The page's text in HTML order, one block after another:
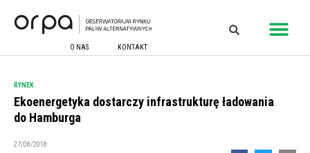
O NAS KONTAKT
RYNEK
Ekoenergetyka dostarczy infrastrukturę ładowania
do Hamburga
27/08/2018